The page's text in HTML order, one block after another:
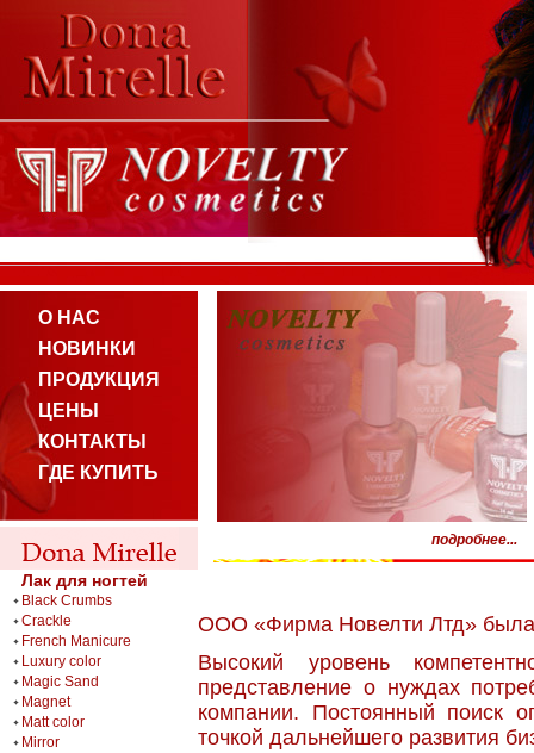
О НАС
НОВИНКИ
ПРОДУКЦИЯ
ЦЕНЫ
КОНТАКТЫ
ГДЕ КУПИТЬ
Лак для ногтей
Black Crumbs
Crackle
French Manicure
Luxury color
Magic Sand
Magnet
Matt color
Mirror
подробнее...
ООО «Фирма Новелти Лтд» была
Высокий уровень
представление о нуждах
компании. Постоянный поиск
точкой дальнейшего развития